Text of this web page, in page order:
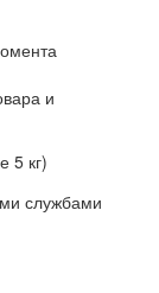
и
5 кг)
службами